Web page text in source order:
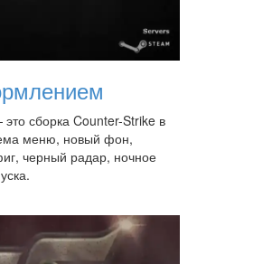
сборка Counter-Strike в
меню, новый фон,
черный радар, ночное